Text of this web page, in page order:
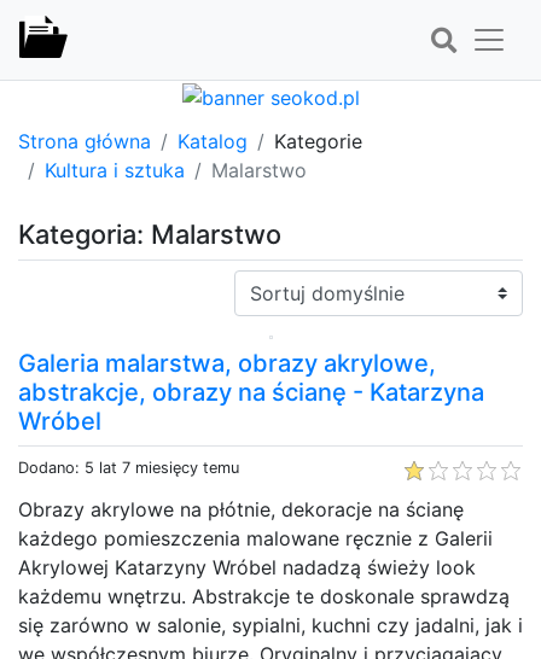
Strona główna Katalog
Kategorie
Kultura i sztuka
Malarstwo
Kategoria: Malarstwo
Sortuj:
Galeria malarstwa, obrazy akrylowe,
abstrakcje, obrazy na ścianę - Katarzyna
Wróbel
Dodano: 5 lat 7 miesięcy temu
Obrazy akrylowe na płótnie, dekoracje na ścianę
każdego pomieszczenia malowane ręcznie z Galerii
Akrylowej Katarzyny Wróbel nadadzą świeży look
każdemu wnętrzu. Abstrakcje te doskonale sprawdzą
się zarówno w salonie, sypialni, kuchni czy jadalni, jak i
we współczesnym biurze. Oryginalny i przyciągający